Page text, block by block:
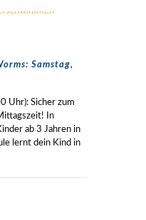
Samstag,
Uhr): Sicher zum
In
ab 3 Jahren in
lernt dein Kind in